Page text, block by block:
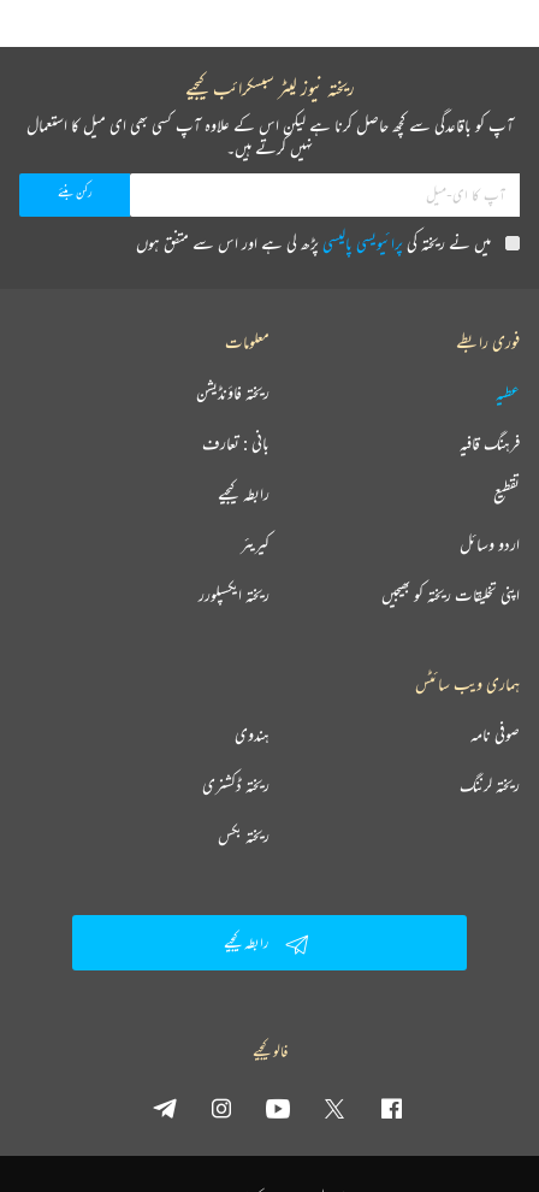
ریختہ نیوز لیٹر سبسکرائب کیجیے
آپ کو باقاعدگی سے کچھ حاصل کرنا ہے لیکن اس کے علاوہ آپ کسی بھی ای میل کا استعمال
نہیں کرتے ہیں۔
میں نے ریختہ کی پرائیویسی پالیسی پڑھ لی ہے اور اس سے متفق ہوں
فوری رابطے
عطیہ
فرہنگ قافیہ
تقطیع
اردو وسائل
اپنی تخلیقات ریختہ کو بھیجیں
معلومات
ریختہ فاؤنڈیشن
بانی : تعارف
رابطہ کیجیے
کیریئر
ریختہ ایکسپلورر
ہماری ویب سائٹس
ہندوی صوفی نامہ
ریختہ ڈکشنری ریختہ لرننگ
ریختہ بکس
رابطہ کیجیے
فالو کیجیے